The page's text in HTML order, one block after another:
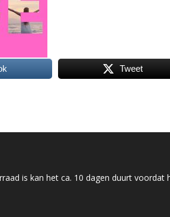
Tweet
is kan het ca. 10 dagen duurt voordat